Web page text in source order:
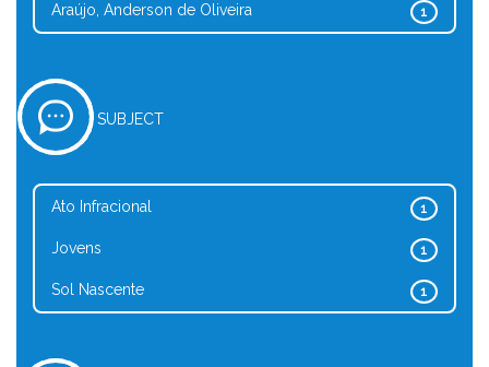
1
Araújo, Anderson de Oliveira
SUBJECT
1
Ato Infracional
1
Jovens
1
Sol Nascente